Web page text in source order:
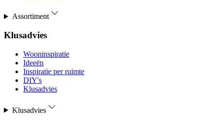
Assortiment
Klusadvies
Wooninspiratie
Ideeën
Inspiratie per ruimte
DIY's
Klusadvies
Klusadvies